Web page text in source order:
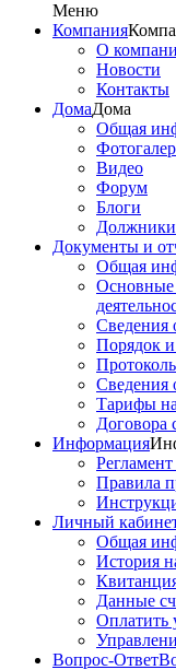
Меню
Компания
О
Новости
Контакты
ДомаДома
Общая
Видео
Форум
Блоги
Должники
Документы и
Общая
Основные
Сведения
Порядок и
Сведения
Тарифы
Договора
Информация
Регламент
Правила
Личный
Общая
История
Данные
Оплатить
Вопрос-Ответ